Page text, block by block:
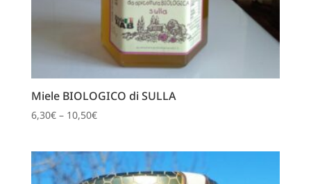
Miele BIOLOGICO di SULLA
6,30€– 10,50€